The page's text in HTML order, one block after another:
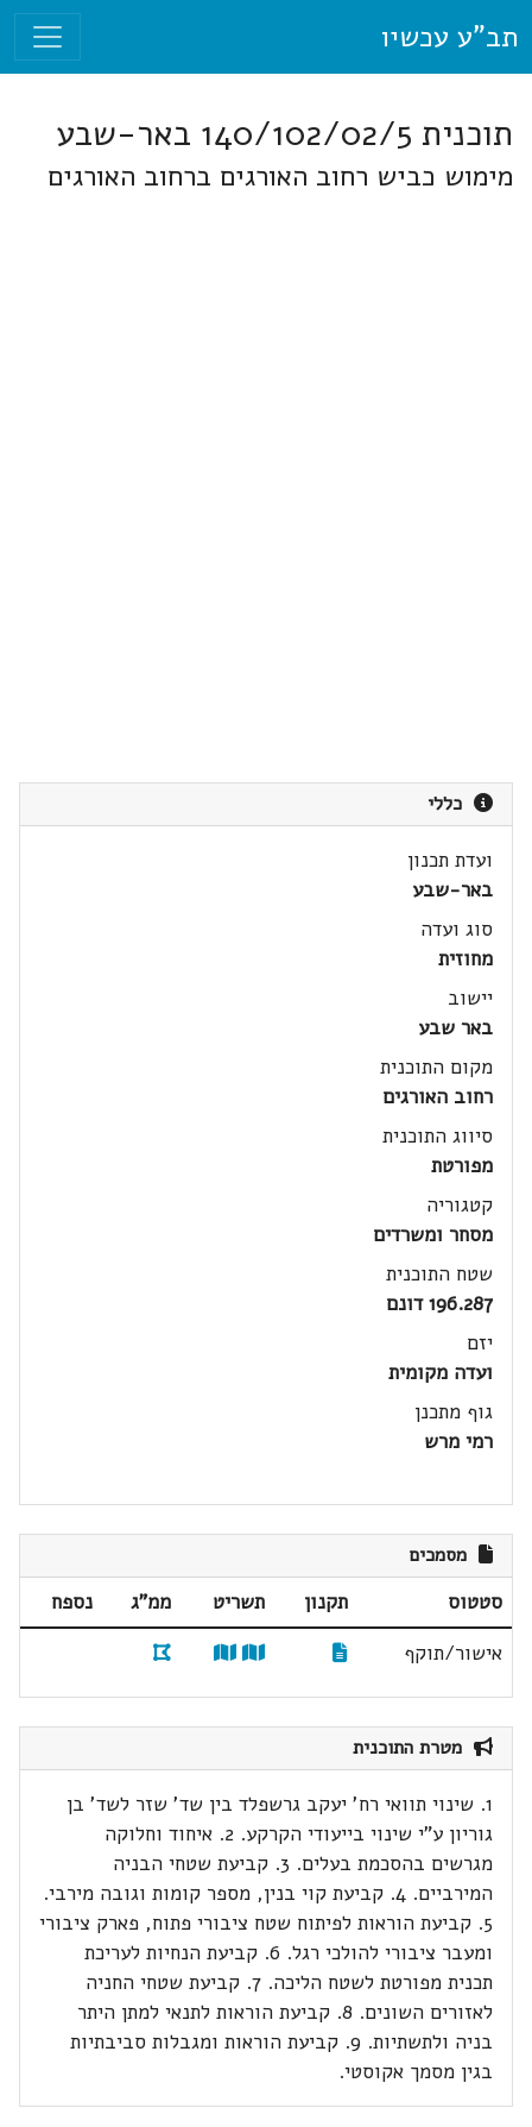
תב"ע עכשיו
תוכנית 140/102/02/5 באר-שבע
מימוש כביש רחוב האורגים ברחוב האורגים
כללי
ועדת תכנון
באר-שבע
סוג ועדה
מחוזית
יישוב
באר שבע
מקום התוכנית
רחוב האורגים
סיווג התוכנית
מפורטת
קטגוריה
מסחר ומשרדים
שטח התוכנית
196.287 דונם
יזם
ועדה מקומית
גוף מתכנן
רמי מרש
מסמכים
סטטוס תקנון תשריט ממ"ג
נספח
אישור/תוקף
מטרת התוכנית
1. שינוי תוואי רח' יעקב גרשפלד בין שד' שזר לשד' בן
גוריון ע"י שינוי בייעודי הקרקע. 2. איחוד וחלוקה
מגרשים בהסכמת בעלים. 3. קביעת שטחי הבניה
המירביים. 4. קביעת קוי בנין, מספר קומות וגובה מירבי.
5. קביעת הוראות לפיתוח שטח ציבורי פתוח, פארק ציבורי
ומעבר ציבורי להולכי רגל. 6. קביעת הנחיות לעריכת
תכנית מפורטת לשטח הליכה. 7. קביעת שטחי החניה
לאזורים השונים. 8. קביעת הוראות לתנאי למתן היתר
בניה ולתשתיות. 9. קביעת הוראות ומגבלות סביבתיות
בגין מסמך אקוסטי.